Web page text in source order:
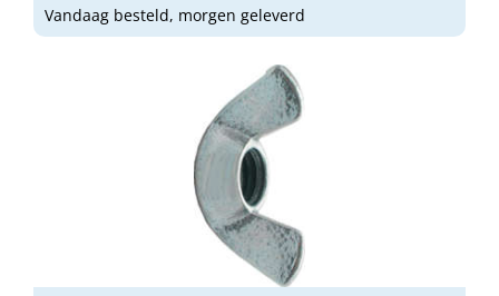
Vandaag besteld, morgen geleverd